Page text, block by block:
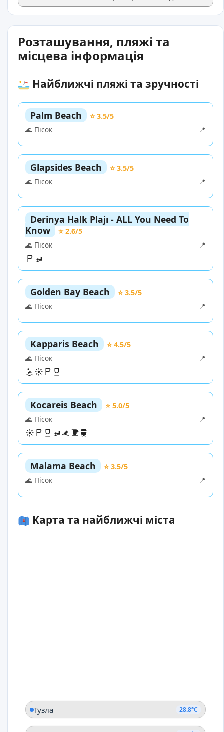
Розташування, пляжі та
місцева інформація
Найближчі пляжі та зручності
Palm Beach
⭐ 3.5/5
🌊 Пісок
📍
Glapsides Beach
⭐ 3.5/5
🌊 Пісок
📍
Derinya Halk Plajı - ALL You Need To
Know
⭐ 2.6/5
🌊 Пісок
📍
Golden Bay Beach
⭐ 3.5/5
🌊 Пісок
📍
Kapparis Beach
⭐ 4.5/5
🌊 Пісок
📍
Kocareis Beach
⭐ 5.0/5
🌊 Пісок
📍
Malama Beach
⭐ 3.5/5
🌊 Пісок
📍
Карта та найближчі міста
Тузла 28.8°C